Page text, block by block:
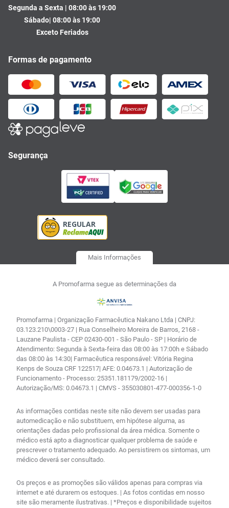
Segunda a Sexta | 08:00 às 19:00
Sábado| 08:00 às 19:00
Exceto Feriados
Formas de pagamento
Segurança
Mais Informações
A Promofarma segue as determinações da
Promofarma | Organização Farmacêutica Nakano Ltda | CNPJ:
03.123.210\0003-27 | Rua Conselheiro Moreira de Barros, 2168 -
Lauzane Paulista - CEP 02430-001 - São Paulo - SP | Horário de
Atendimento: Segunda à Sexta-feira das 08:00 às 17:00h e Sábado
das 08:00 às 14:30| Farmacêutica responsável: Vitória Regina
Kenps de Souza CRF 122517| AFE: 0.04673.1 | Autorização de
Funcionamento - Processo: 25351.181179/2002-16 |
Autorização/MS: 0.04673.1 | CMVS - 355030801-477-000356-1-0
As informações contidas neste site não devem ser usadas para
automedicação e não substituem, em hipótese alguma, as
orientações dadas pelo profissional da área médica. Somente o
médico está apto a diagnosticar qualquer problema de saúde e
prescrever o tratamento adequado. Ao persistirem os sintomas, um
médico deverá ser consultado.
Os preços e as promoções são válidos apenas para compras via
internet e até durarem os estoques. | As fotos contidas em nosso
site são meramente ilustrativas. | *Preços e disponibilidade sujeitos